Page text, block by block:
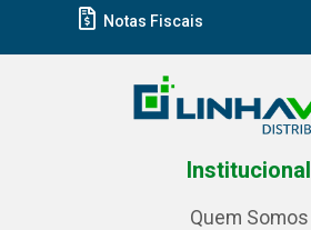
Notas Fiscais
Institucional
Quem Somos